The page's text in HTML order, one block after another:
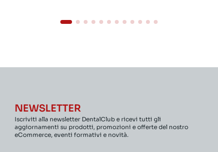
NEWSLETTER
Iscriviti alla newsletter DentalClub e ricevi tutti gli
aggiornamenti su prodotti, promozioni e offerte del nostro
eCommerce, eventi formativi e novità.